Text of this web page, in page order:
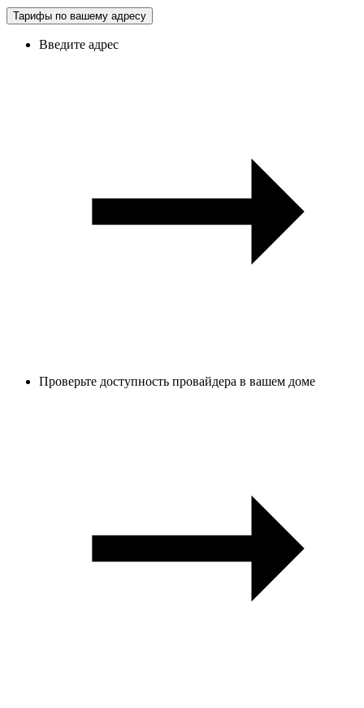
Тарифы по вашему адресу
Введите адрес
Проверьте доступность провайдера в вашем доме